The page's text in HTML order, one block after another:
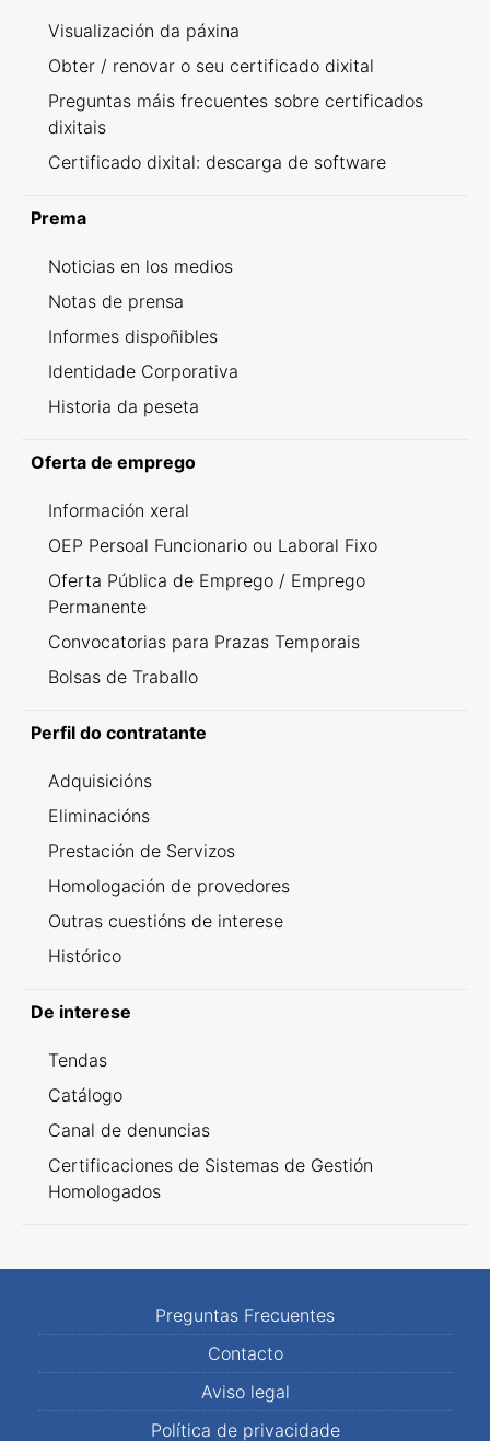
Visualización da páxina
Obter / renovar o seu certificado dixital
Preguntas máis frecuentes sobre certificados
dixitais
Certificado dixital: descarga de software
Prema
Noticias en los medios
Notas de prensa
Informes dispoñibles
Identidade Corporativa
Historia da peseta
Oferta de emprego
Información xeral
OEP Persoal Funcionario ou Laboral Fixo
Oferta Pública de Emprego / Emprego
Permanente
Convocatorias para Prazas Temporais
Bolsas de Traballo
Perfil do contratante
Adquisicións
Eliminacións
Prestación de Servizos
Homologación de provedores
Outras cuestións de interese
Histórico
De interese
Tendas
Catálogo
Canal de denuncias
Certificaciones de Sistemas de Gestión
Homologados
Preguntas Frecuentes
Contacto
Aviso legal
Política de privacidade